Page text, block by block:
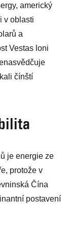
americký
v oblasti
a
Vestas loni
čínští
je energie ze
protože v
Čína
postavení